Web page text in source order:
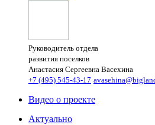
Руководитель отдела
развития поселков
Анастасия Сергеевна Васехина
+7 (495) 545-43-17
Видео о проекте
Актуально